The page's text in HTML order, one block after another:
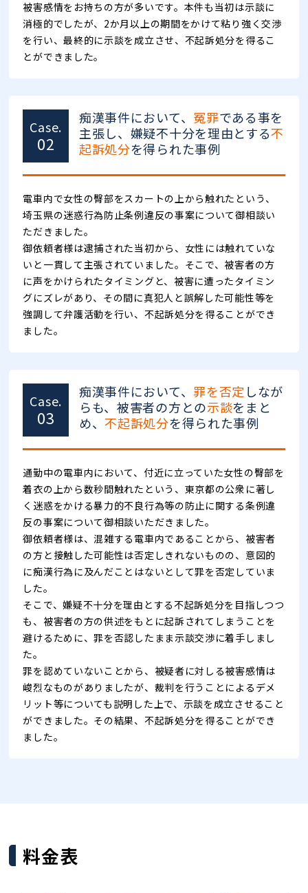
被害感情をお持ちの方が多いです。本件も当初は示談に
消極的でしたが、2か月以上の期間をかけて粘り強く交渉
を行い、最終的に示談を成立させ、不起訴処分を得るこ
とができました。
Case.
02
痴漢事件において、 冤罪である事を
主張し、嫌疑不十分を理由とする不
起訴処分を得られた事例
電車内で女性の臀部をスカートの上から触れたという、
埼玉県の迷惑行為防止条例違反の事案について御相談い
ただきました。
御依頼者様は逮捕された当初から、女性には触れていな
いと一貫して主張されていました。そこで、被害者の方
に声をかけられたタイミングと、被害に遭ったタイミン
グにズレがあり、その間に真犯人と誤解した可能性等を
強調して弁護活動を行い、不起訴処分を得ることができ
ました。
Case.
03
痴漢事件において、 罪を否定 しなが
らも、被害者の方との示談をまと
め、不起訴処分を得られた事例
通勤中の電車内において、付近に立っていた女性の臀部を
着衣の上から数秒間触れたという、東京都の公衆に著し
く迷惑をかける暴力的不良行為等の防止に関する条例違
反の事案について御相談いただきました。
御依頼者様は、混雑する電車内であることから、被害者
の方と接触した可能性は否定しきれないものの、意図的
に痴漢行為に及んだことはないとして罪を否定していま
した。
そこで、嫌疑不十分を理由とする不起訴処分を目指しつつ
も、被害者の方の供述をもとに起訴されてしまうことを
避けるために、罪を否認したまま示談交渉に着手しまし
た。
罪を認めていないことから、被疑者に対しる被害感情は
峻烈なものがありましたが、裁判を行うことによるデメ
リット等についても説明した上で、示談を成立させること
ができました。その結果、不起訴処分を得ることができ
ました。
料金表